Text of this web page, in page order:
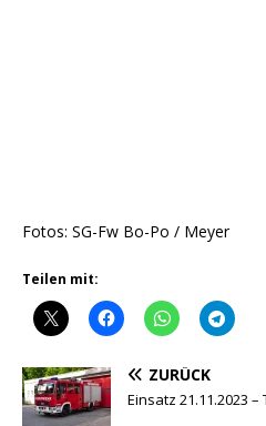
Fotos: SG-Fw Bo-Po / Meyer
Teilen mit:
ZURÜCK
Einsatz 21.11.2023